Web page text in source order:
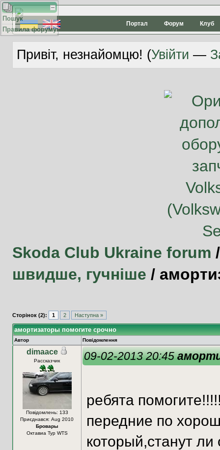
Портал Форум Клуб
Привіт, незнайомцю! (Увійти —
Skoda Club Ukraine forum
швидше, гучніше /
Пошук
Правила форуму
Сторінок (2): 1 2 Наступна »
амортизаторы помогите срочно
Автор Повідомлення
dimaace
Рассказчик
Повідомлень: 133
Приєднався: Aug 2010
Бровары
Октавиа Тур WTS
09-02-2013 20:45
ребята
передние по
который,станут